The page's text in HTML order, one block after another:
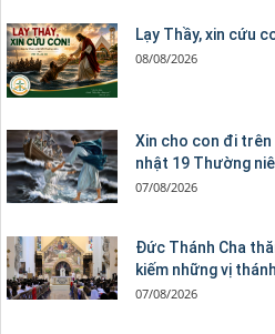
Lạy Thầy, xin cứu
08/08/2026
Xin cho con đi
nhật 19 Thường
07/08/2026
Đức Thánh Cha
kiếm những vị
07/08/2026